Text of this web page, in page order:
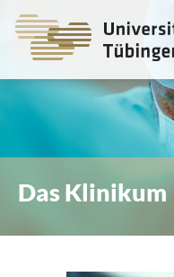
Das Klinikum